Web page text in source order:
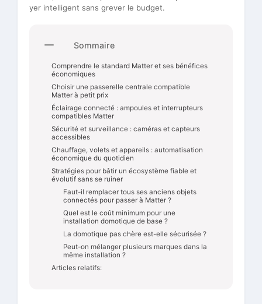
yer intelligent sans grever le budget.
Sommaire
Comprendre le standard Matter et ses bénéfices
économiques
Choisir une passerelle centrale compatible
Matter à petit prix
Éclairage connecté : ampoules et interrupteurs
compatibles Matter
Sécurité et surveillance : caméras et capteurs
accessibles
Chauffage, volets et appareils : automatisation
économique du quotidien
Stratégies pour bâtir un écosystème fiable et
évolutif sans se ruiner
Faut-il remplacer tous ses anciens objets
connectés pour passer à Matter ?
Quel est le coût minimum pour une
installation domotique de base ?
La domotique pas chère est-elle sécurisée ?
Peut-on mélanger plusieurs marques dans la
même installation ?
Articles relatifs: